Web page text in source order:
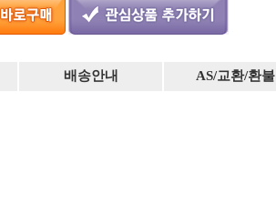
배송안내 AS/교환/환불